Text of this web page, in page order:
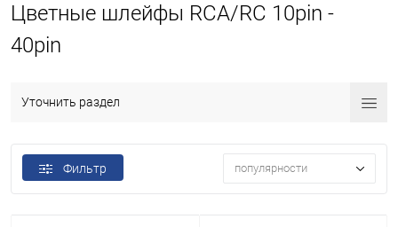
Цветные шлейфы RCA/RC 10pin -
40pin
Уточнить раздел
Фильтр популярности